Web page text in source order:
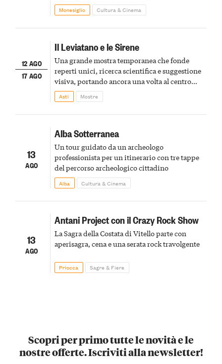
Monesiglio Cultura & Cinema
12 AGO
17 AGO
Il Leviatano e le Sirene
Una grande mostra temporanea che fonde
reperti unici, ricerca scientifica e suggestione
visiva, portando ancora una volta al centro
della scena le meraviglie del passato astigiano
Asti Mostre
13
AGO
Alba Sotterranea
Un tour guidato da un archeologo
professionista per un itinerario con tre tappe
del percorso archeologico cittadino
Alba Cultura & Cinema
13
AGO
Antani Project con il Crazy Rock Show
La Sagra della Costata di Vitello parte con
aperisagra, cena e una serata rock travolgente
Priocca Sagre & Fiere
Scopri per primo tutte le novità e le
nostre offerte. Iscriviti alla newsletter!